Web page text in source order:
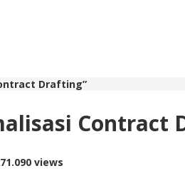
Drafting”
Contract
views